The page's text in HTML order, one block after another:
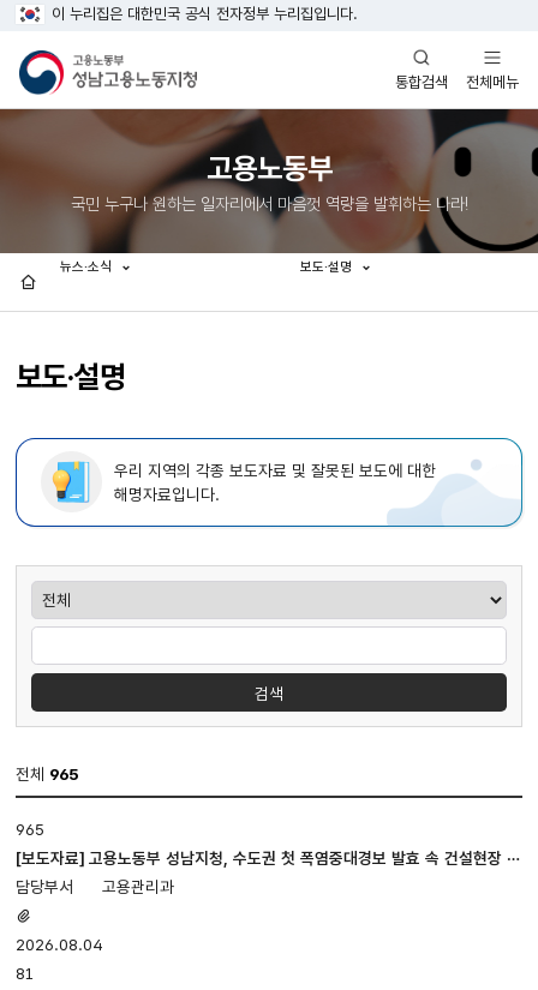
이 누리집은 대한민국 공식 전자정부 누리집입니다.
통합검색
열기
전체메뉴
열기
고용노동부
국민 누구나 원하는 일자리에서 마음껏 역량을 발휘하는 나라!
보도·설명
뉴스·소식 보도·설명
우리 지역의 각종 보도자료 및 잘못된 보도에 대한
해명자료입니다.
게시판검색
검색
전체 965
·
설명
게시판
입니다.
번호,
제목,
첨부파일,
965
[보도자료] 고용노동부 성남지청, 수도권 첫 폭염중대경보 발효 속 건설현장 긴
급 안전점검 실시고용관리과
있음
2026.08.04
81